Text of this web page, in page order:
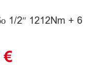
1/2″ 1212Nm + 6
€